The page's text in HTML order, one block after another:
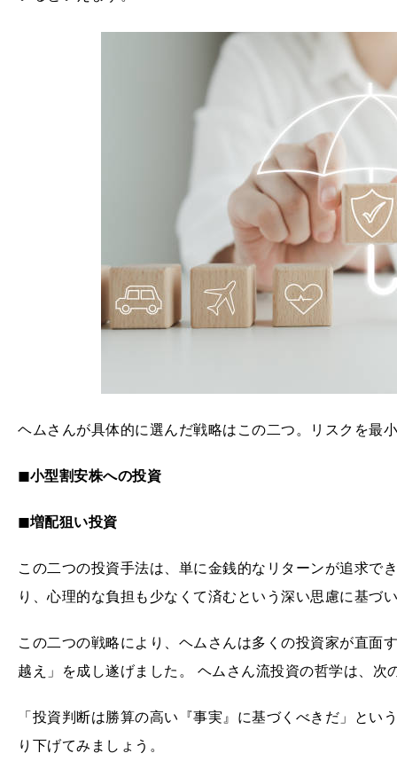
ヘムさんが具体的に選んだ戦略はこの二つ。リスクを最
◼︎小型割安株への投資
◼︎増配狙い投資
この二つの投資手法は、単に金銭的なリターンが追求で
り、心理的な負担も少なくて済むという深い思慮に基づ
この二つの戦略により、ヘムさんは多くの投資家が直面
越え」を成し遂げました。 ヘムさん流投資の哲学は、次
「投資判断は勝算の高い『事実』に基づくべきだ」と
り下げてみましょう。